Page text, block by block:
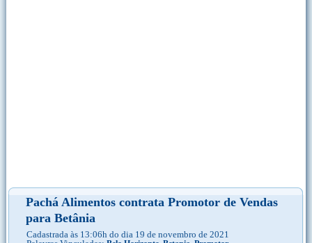
Pachá Alimentos contrata Promotor de Vendas
para Betânia
Cadastrada às 13:06h do dia 19 de novembro de 2021